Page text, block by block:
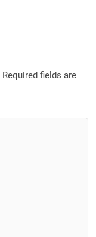
Required fields are